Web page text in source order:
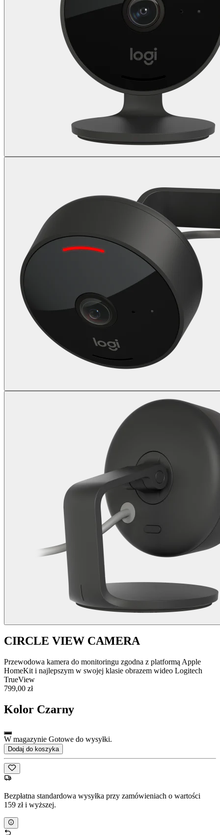
CIRCLE VIEW CAMERA
Przewodowa kamera do monitoringu zgodna z platformą Apple
HomeKit i najlepszym w swojej klasie obrazem wideo Logitech
TrueView
799,00 zł
Kolor Czarny
W magazynie Gotowe do wysyłki.
Dodaj do koszyka
Bezpłatna standardowa wysyłka przy zamówieniach o wartości
159 zł i wyższej.